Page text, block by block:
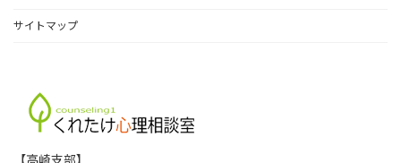
サイトマップ
【高崎支部】